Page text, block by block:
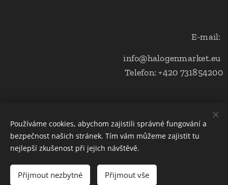
Do košíku
E-mail:
info@halogenmarket.eu
Telefon: +420 731854200
Obchodní podmínky a ochrana soukromí
Cookies
Používáme cookies, abychom zajistili správné fungování a
bezpečnost našich stránek. Tím vám můžeme zajistit tu
nejlepší zkušenost při jejich návštěvě.
Přijmout nezbytné Přijmout vše